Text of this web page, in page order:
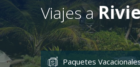
Viajes a
Paquetes